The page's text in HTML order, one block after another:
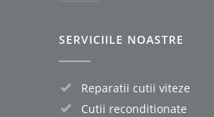
SERVICIILE NOASTRE
Reparatii cutii viteze
Cutii reconditionate